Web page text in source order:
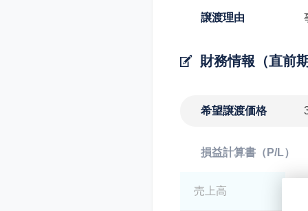
譲渡理由
財務情報（直前
希望譲渡価格
損益計算書（P/L）
売上高